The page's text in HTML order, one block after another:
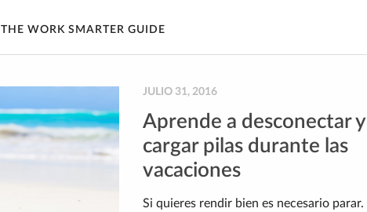
THE WORK SMARTER GUIDE
JULIO 31, 2016
Aprende a desconectar y
cargar pilas durante las
vacaciones
Si quieres rendir bien es necesario parar.